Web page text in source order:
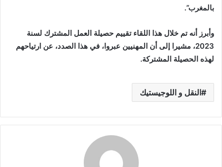
بالمغرب”.
وأبرز أنه تم خلال هذا اللقاء تقييم حصيلة العمل المشترك لسنة
2023، مشيرا إلى أن المهنيين عبروا، في هذا الصدد، عن ارتياحهم
لهذه الحصيلة المشتركة.
النقل و اللوجيستيك